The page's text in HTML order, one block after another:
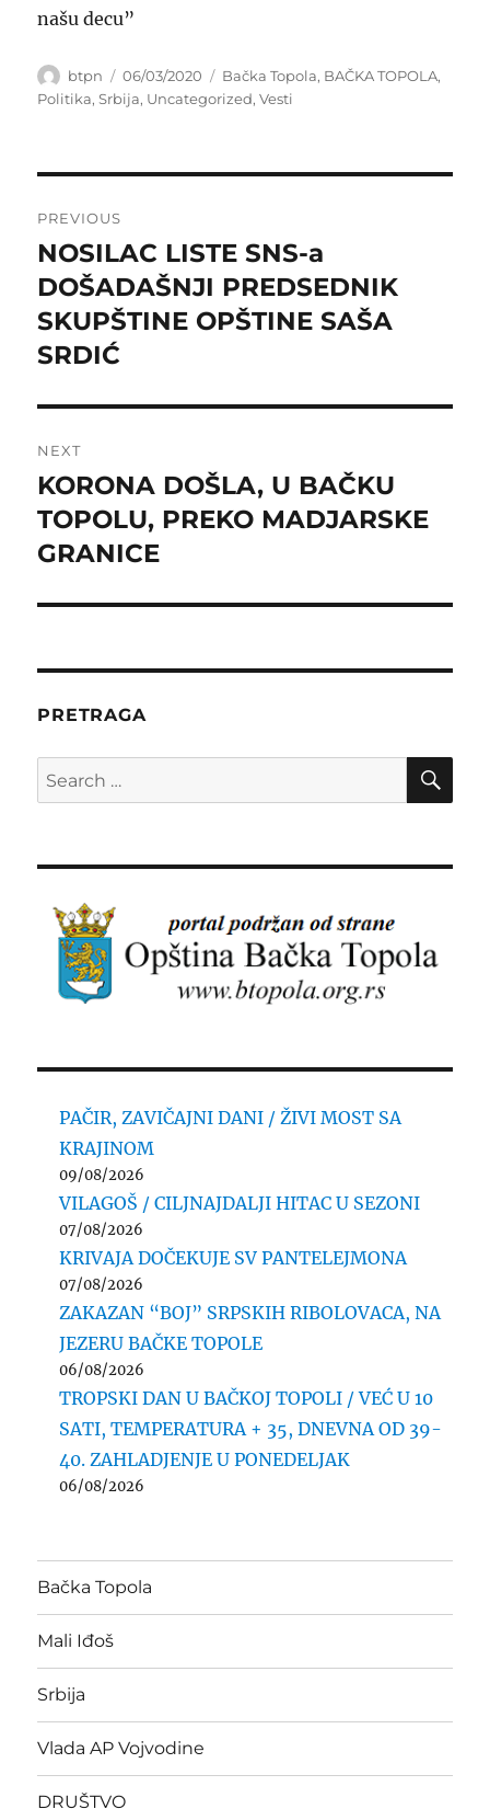
našu decu”
Author
btpn
Posted
on
06/03/2020 Categories
Bačka Topola, BAČKA TOPOLA,
Politika,Srbija, Uncategorized,Vesti
navigation
PREVIOUS
Previous
post:
NOSILAC LISTE SNS-a
DOŠADAŠNJI PREDSEDNIK
SKUPŠTINE OPŠTINE SAŠA
SRDIĆ
NEXT
Next
post:
KORONA DOŠLA, U BAČKU
TOPOLU, PREKO MADJARSKE
GRANICE
PRETRAGA
Search
for:
PAČIR, ZAVIČAJNI DANI / ŽIVI MOST SA
KRAJINOM
09/08/2026
VILAGOŠ / CILJNAJDALJI HITAC U SEZONI
07/08/2026
KRIVAJA DOČEKUJE SV PANTELEJMONA
07/08/2026
ZAKAZAN “BOJ” SRPSKIH RIBOLOVACA, NA
JEZERU BAČKE TOPOLE
06/08/2026
TROPSKI DAN U BAČKOJ TOPOLI / VEĆ U 10
SATI, TEMPERATURA + 35, DNEVNA OD 39-
40. ZAHLADJENJE U PONEDELJAK
06/08/2026
Bačka Topola
Mali Iđoš
Srbija
Vlada AP Vojvodine
DRUŠTVO